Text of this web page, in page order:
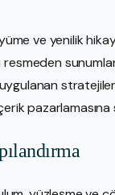
ve yenilik
uygulanan